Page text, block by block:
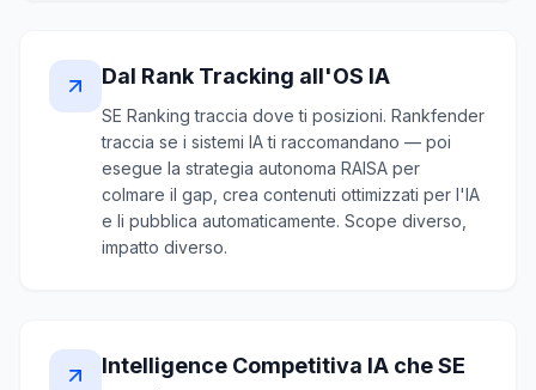
Dal Rank Tracking all'OS IA
SE Ranking traccia dove ti posizioni. Rankfender
traccia se i sistemi IA ti raccomandano — poi
esegue la strategia autonoma RAISA per
colmare il gap, crea contenuti ottimizzati per l'IA
e li pubblica automaticamente. Scope diverso,
impatto diverso.
Intelligence Competitiva IA che SE